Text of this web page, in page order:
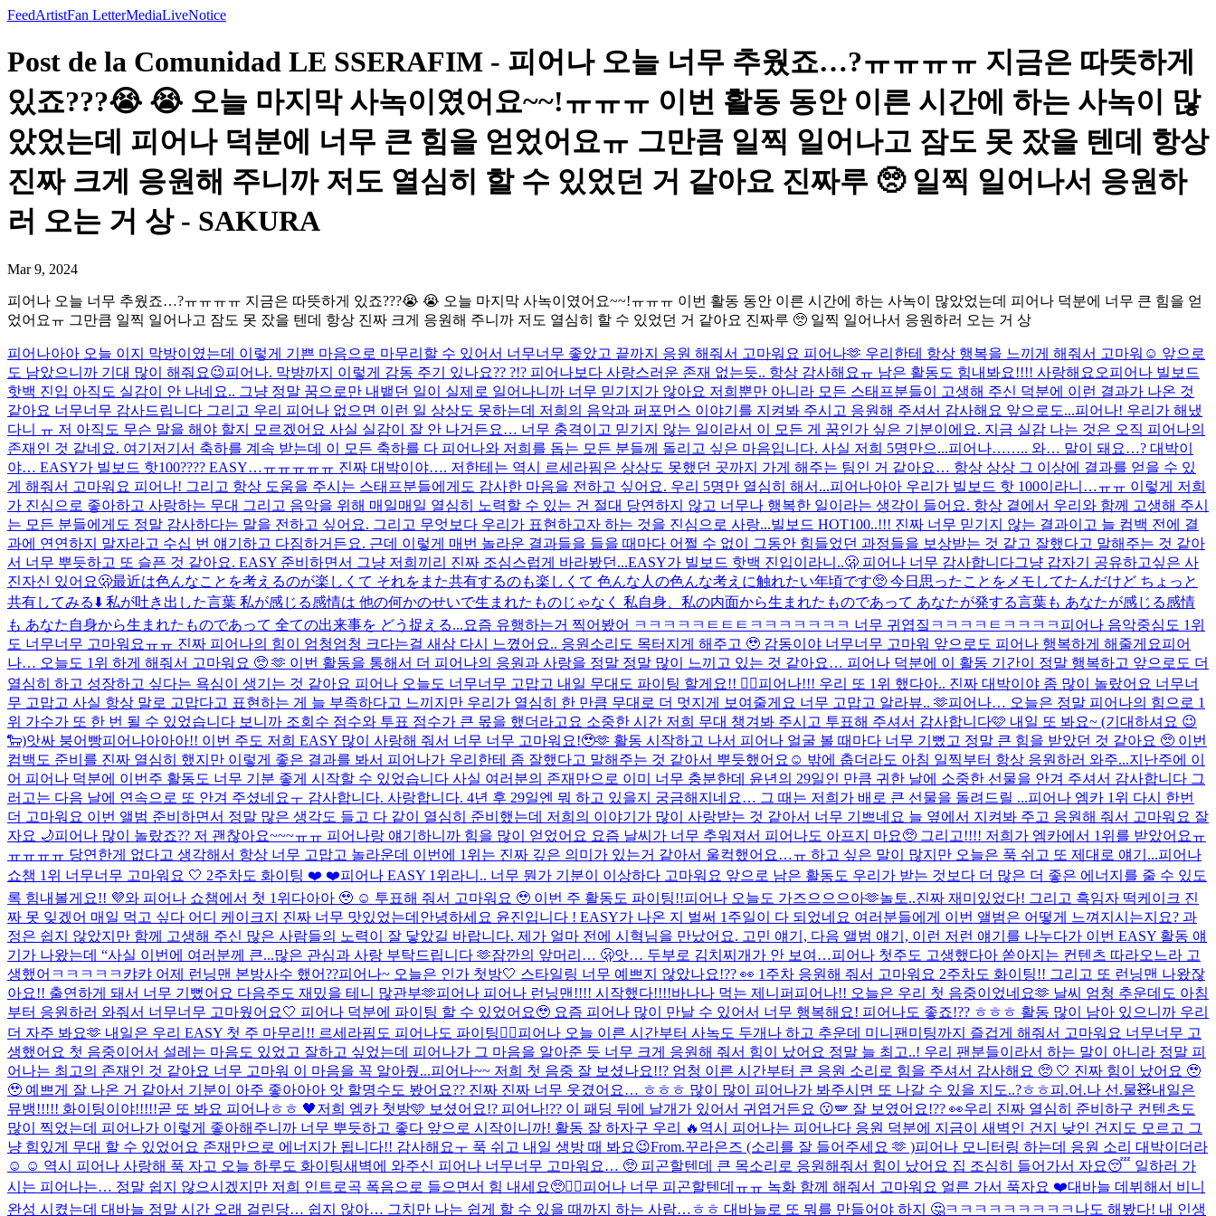
FeedArtistFan LetterMediaLiveNotice
Post de la Comunidad LE SSERAFIM - 피어나 오늘 너무 추웠죠…?ㅠㅠㅠㅠ 지금은 따뜻하게
있죠???😭 😭 오늘 마지막 사녹이였어요~~!ㅠㅠㅠ 이번 활동 동안 이른 시간에 하는 사녹이 많
았었는데 피어나 덕분에 너무 큰 힘을 얻었어요ㅠ 그만큼 일찍 일어나고 잠도 못 잤을 텐데 항상
진짜 크게 응원해 주니까 저도 열심히 할 수 있었던 거 같아요 진짜루 🥺 일찍 일어나서 응원하
러 오는 거 상 - SAKURA
Mar 9, 2024
피어나 오늘 너무 추웠죠…?ㅠㅠㅠㅠ 지금은 따뜻하게 있죠???😭 😭 오늘 마지막 사녹이였어요~~!ㅠㅠㅠ 이번 활동 동안 이른 시간에 하는 사녹이 많았었는데 피어나 덕분에 너무 큰 힘을 얻
었어요ㅠ 그만큼 일찍 일어나고 잠도 못 잤을 텐데 항상 진짜 크게 응원해 주니까 저도 열심히 할 수 있었던 거 같아요 진짜루 🥺 일찍 일어나서 응원하러 오는 거 상
피어나아아 오늘 이지 막방이였는데 이렇게 기쁜 마음으로 마무리할 수 있어서 너무너무 좋았고 끝까지 응원 해줘서 고마워요 피어나🫶 우리한테 항상 행복을 느끼게 해줘서 고마워☺️ 앞으로
도 남았으니까 기대 많이 해줘요😉피어나. 막방까지 이렇게 감동 주기 있나요?? ?!? 피어나보다 사랑스러운 존재 없는듯.. 항상 감사해요ㅠ 남은 활동도 힘내봐요!!!! 사랑해요오피어나 빌보드
핫백 진입 아직도 실감이 안 나네요.. 그냥 정말 꿈으로만 내뱉던 일이 실제로 일어나니까 너무 믿기지가 않아요 저희뿐만 아니라 모든 스태프분들이 고생해 주신 덕분에 이런 결과가 나온 것
같아요 너무너무 감사드립니다 그리고 우리 피어나 없으면 이런 일 상상도 못하는데 저희의 음악과 퍼포먼스 이야기를 지켜봐 주시고 응원해 주셔서 감사해요 앞으로도...피어나! 우리가 해냈
다니 ㅠ 저 아직도 무슨 말을 해야 할지 모르겠어요 사실 실감이 잘 안 나거든요… 너무 충격이고 믿기지 않는 일이라서 이 모든 게 꿈인가 싶은 기분이에요. 지금 실감 나는 것은 오직 피어나의
존재인 것 같네요. 여기저기서 축하를 계속 받는데 이 모든 축하를 다 피어나와 저희를 돕는 모든 분들께 돌리고 싶은 마음입니다. 사실 저희 5명만으...피어나…….. 와… 말이 돼요…? 대박이
야… EASY가 빌보드 핫100???? EASY…ㅠㅠㅠㅠㅠ 진짜 대박이야…. 저한테는 역시 르세라핌은 상상도 못했던 곳까지 가게 해주는 팀인 거 같아요… 항상 상상 그 이상에 결과를 얻을 수 있
게 해줘서 고마워요 피어나! 그리고 항상 도움을 주시는 스태프분들에게도 감사한 마음을 전하고 싶어요. 우리 5명만 열심히 해서...피어나아아 우리가 빌보드 핫 100이라니…ㅠㅠ 이렇게 저희
가 진심으로 좋아하고 사랑하는 무대 그리고 음악을 위해 매일매일 열심히 노력할 수 있는 건 절대 당연하지 않고 너무나 행복한 일이라는 생각이 들어요. 항상 곁에서 우리와 함께 고생해 주시
는 모든 분들에게도 정말 감사하다는 말을 전하고 싶어요. 그리고 무엇보다 우리가 표현하고자 하는 것을 진심으로 사랑...빌보드 HOT100..!!! 진짜 너무 믿기지 않는 결과이고 늘 컴백 전에 결
과에 연연하지 말자라고 수십 번 얘기하고 다짐하거든요. 근데 이렇게 매번 놀라운 결과들을 들을 때마다 어쩔 수 없이 그동안 힘들었던 과정들을 보상받는 것 같고 잘했다고 말해주는 것 같아
서 너무 뿌듯하고 또 슬픈 것 같아요. EASY 준비하면서 그냥 저희끼리 진짜 조심스럽게 바라봤던...EASY가 빌보드 핫백 진입이라니..🫢 피어나 너무 감사합니다그냥 갑자기 공유하고싶은 사
진자신 있어요🫢最近は色んなことを考えるのが楽しくて それをまた共有するのも楽しくて 色んな人の色んな考えに触れたい年頃です🥺 今日思ったことをメモしてたんだけど ちょっと
共有してみる⬇️ 私が吐き出した言葉 私が感じる感情は 他の何かのせいで生まれたものじゃなく 私自身、私の内面から生まれたものであって あなたが発する言葉も あなたが感じる感情
も あなた自身から生まれたものであって 全ての出来事を どう捉える...요즘 유행하는거 찍어봤어 ㅋㅋㅋㅋㅋㅌㅌㅌㅋㅋㅋㅋㅋㅋㅋ 너무 귀엽짘ㅋㅋㅋㅋㅌㅋㅋㅋㅋ 피어나 음악중심도 1위
도 너무너무 고마워요ㅠㅠ 진짜 피어나의 힘이 엄청엄청 크다는걸 새삼 다시 느꼈어요.. 응원소리도 목터지게 해주고 🥹 감동이야 너무너무 고마워 앞으로도 피어나 행복하게 해줄게요피어
나… 오늘도 1위 하게 해줘서 고마워요 🥺 🫶 이번 활동을 통해서 더 피어나의 응원과 사랑을 정말 정말 많이 느끼고 있는 것 같아요… 피어나 덕분에 이 활동 기간이 정말 행복하고 앞으로도 더
열심히 하고 성장하고 싶다는 욕심이 생기는 것 같아요 피어나 오늘도 너무너무 고맙고 내일 무대도 파이팅 할게요!! ❤️‍🔥피어나!!! 우리 또 1위 했다아.. 진짜 대박이야 좀 많이 놀랐어요 너무너
무 고맙고 사실 항상 말로 고맙다고 표현하는 게 늘 부족하다고 느끼지만 우리가 열심히 한 만큼 무대로 더 멋지게 보여줄게요 너무 고맙고 알라뷰.. 🫶피어나… 오늘은 정말 피어나의 힘으로 1
위 가수가 또 한 번 될 수 있었습니다 보니까 조회수 점수와 투표 점수가 큰 몫을 했더라고요 소중한 시간 저희 무대 챙겨봐 주시고 투표해 주셔서 감사합니다🩷 내일 또 봐요~ (기대하셔요 😉
🐑)앗싸 붕어빵피어나아아아!! 이번 주도 저희 EASY 많이 사랑해 줘서 너무 너무 고마워요!🥹🫶 활동 시작하고 나서 피어나 얼굴 볼 때마다 너무 기뻤고 정말 큰 힘을 받았던 것 같아요 🥺 이번
컴백도 준비를 진짜 열심히 했지만 이렇게 좋은 결과를 봐서 피어나가 우리한테 좀 잘했다고 말해주는 것 같아서 뿌듯했어요☺️ 밖에 춥더라도 아침 일찍부터 항상 응원하러 와주...지난주에 이
어 피어나 덕분에 이번주 활동도 너무 기분 좋게 시작할 수 있었습니다 사실 여러분의 존재만으로 이미 너무 충분한데 윤년의 29일인 만큼 귀한 날에 소중한 선물을 안겨 주셔서 감사합니다 그
러고는 다음 날에 연속으로 또 안겨 주셨네요ㅜ 감사합니다. 사랑합니다. 4년 후 29일엔 뭐 하고 있을지 궁금해지네요… 그 때는 저희가 배로 큰 선물을 돌려드릴 ...피어나 엠카 1위 다시 한번
더 고마워요 이번 앨범 준비하면서 정말 많은 생각도 들고 다 같이 열심히 준비했는데 저희의 이야기가 많이 사랑받는 것 같아서 너무 기쁘네요 늘 옆에서 지켜봐 주고 응원해 줘서 고마워요 잘
자요 🌙피어나 많이 놀랐죠?? 저 괜찮아요~~~ㅠㅠ 피어나랑 얘기하니까 힘을 많이 얻었어요 요즘 날씨가 너무 추워져서 피어나도 아프지 마요🥺 그리고!!!! 저희가 엠카에서 1위를 받았어요ㅠ
ㅠㅠㅠㅠ 당연한게 없다고 생각해서 항상 너무 고맙고 놀라운데 이번에 1위는 진짜 깊은 의미가 있는거 같아서 울컥했어요…ㅠ 하고 싶은 말이 많지만 오늘은 푹 쉬고 또 제대로 얘기...피어나
쇼챔 1위 너무너무 고마워요 🤍 2주차도 화이팅 ❤️ ❤️피어나 EASY 1위라니.. 너무 뭔가 기분이 이상하다 고마워요 앞으로 남은 활동도 우리가 받는 것보다 더 많은 더 좋은 에너지를 줄 수 있도
록 힘내볼게요!! 💜와 피어나 쇼챔에서 첫 1위다아아 🥹 ☺️ 투표해 줘서 고마워요 🥹 이번 주 활동도 파이팅!!피어나 오늘도 가즈으으으아🫶놀토..진짜 재미있었다! 그리고 흑임자 떡케이크 진
짜 못 잊겠어 매일 먹고 싶다 어디 케이크지 진짜 너무 맛있었는데 안녕하세요 윤진입니다 ! EASY가 나온 지 벌써 1주일이 다 되었네요 여러분들에게 이번 앨범은 어떻게 느껴지시는지요? 과
정은 쉽지 않았지만 함께 고생해 주신 많은 사람들의 노력이 잘 닿았길 바랍니다. 제가 얼마 전에 시혁님을 만났어요. 고민 얘기, 다음 앨범 얘기, 이런 저런 얘기를 나누다가 이번 EASY 활동 얘
기가 나왔는데 “사실 이번에 여러분께 큰...많은 관심과 사랑 부탁드립니다 🫶잠깐의 앞머리… 🫢앗… 두부로 김치찌개가 안 보여…피어나 첫주도 고생했다아 쏟아지는 컨텐츠 따라오느라 고
생했어ㅋㅋㅋㅋㅋ캬캬 어제 런닝맨 본방사수 했어??피어나~ 오늘은 인가 첫방🤍​ 스타일링 너무 예쁘지 않았나요!?? 👀​ 1주차 응원해 줘서 고마워요 2주차도 화이팅!! 그리고 또 런닝맨 나왔잖
아요!! 출연하게 돼서 너무 기뻤어요 다음주도 재밌을 테니 많관부🫶​피어나 피어나 런닝맨!!!! 시작했다!!!!바나나 먹는 제니퍼 피어나!! 오늘은 우리 첫 음중이었네요🫶 날씨 엄청 추운데도 아침
부터 응원하러 와줘서 너무너무 고마웠어요🤍 피어나 덕분에 파이팅 할 수 있었어요🥹 요즘 피어나 많이 만날 수 있어서 너무 행복해요! 피어나도 좋죠!?? ㅎㅎㅎ 활동 많이 남아 있으니까 우리
더 자주 봐요🫶 내일은 우리 EASY 첫 주 마무리!! 르세라핌도 피어나도 파이팅❤️‍🔥피어나 오늘 이른 시간부터 사녹도 두개나 하고 추운데 미니팬미팅까지 즐겁게 해줘서 고마워요 너무너무 고
생했어요 첫 음중이어서 설레는 마음도 있었고 잘하고 싶었는데 피어나가 그 마음을 알아준 듯 너무 크게 응원해 줘서 힘이 났어요 정말 늘 최고..! 우리 팬분들이라서 하는 말이 아니라 정말 피
어나는 최고의 존재인 것 같아요 너무 고마워 이 마음을 꼭 알아줬...피어나~~ 저희 첫 음중 잘 보셨나요!!? 엄청 이른 시간부터 큰 응원 소리로 힘을 주셔서 감사해요 🥺 🤍 진짜 힘이 났어요 🥹
🥹 예쁘게 잘 나온 거 같아서 기분이 아주 좋아아아 앗 할명수도 봤어요?? 진짜 진짜 너무 웃겼어요… ㅎㅎㅎ 많이 많이 피어나가 봐주시면 또 나갈 수 있을 지도..?ㅎㅎ피.어.나 선.물🧸내일은
뮤뱅!!!!! 화이팅이야!!!!!곧 또 봐요 피어나ㅎㅎ 🖤저희 엠카 첫방🩵 보셨어요!? 피어나!?? 이 패딩 뒤에 날개가 있어서 귀엽거든요 😗​🪽 잘 보였어요!?? 👀​우리 진짜 열심히 준비하구 컨텐츠도
많이 찍었는데 피어나가 이렇게 좋아해주니까 너무 뿌듯하고 좋다 앞으로 시작이니까! 활동 잘 하자구 우리 🔥 역시 피어나는 피어나다 응원 덕분에 지금이 새벽인 건지 낮인 건지도 모르고 그
냥 힘있게 무대 할 수 있었어요 존재만으로 에너지가 됩니다!! 감사해요ㅜ 푹 쉬고 내일 생방 때 봐요😉From.꾸라은즈 (소리를 잘 들어주세요 🫶 )피어나 모니터링 하는데 응원 소리 대박이더라
☺️ ☺️ 역시 피어나 사랑해 푹 자고 오늘 하루도 화이팅새벽에 와주신 피어나 너무너무 고마워요… 🥺 피곤할텐데 큰 목소리로 응원해줘서 힘이 났어요 집 조심히 들어가서 자요😴 일하러 가
시는 피어나는… 정말 쉽지 않으시겠지만 저희 인트로곡 폭음으로 들으면서 힘 내세요🥺❤️‍🔥피어나 너무 피곤할텐데ㅠㅠ 녹화 함께 해줘서 고마워요 얼른 가서 푹자요 ❤️대바늘 데뷔해서 비니
완성 시켰는데 대바늘 정말 시간 오래 걸린당… 쉽지 않아… 그치만 나는 쉽게 할 수 있을 때까지 하는 사람…ㅎㅎ 대바늘로 또 뭐를 만들어야 하지 🤔ㅋㅋㅋㅋㅋㅋㅋㅋㅋ나도 해봤다! 내 인생